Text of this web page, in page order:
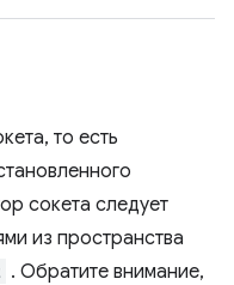
то есть
сокета следует
из пространства
. Обратите внимание,